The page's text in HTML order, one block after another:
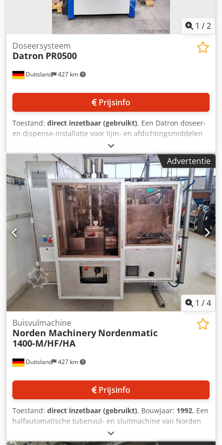
1 /2
Duitsland 427 km
Doseersysteem
Datron PR0500
Prijsinfo
Toestand: direct inzetbaar (gebruikt), Een Datron doseer-
en dispense-installatie voor lijm- en afdichtingsmiddelen
is beschikbaar. Uitvoering: portalopbouw, Y-aandrijving:
dubbelzijdig, verplaatsingsweg X/Y/Z:
520mm/650mm/240mm, portaaldoorlaat: 200mm, doseer-
en positioneersnelheid: 16m/min,
herhalingsnauwkeurigheid: +/-0,02mm.
Machineafmetingen X/Y/Z: ca. 1300mm/1300mm/1950mm,
gewicht: ca. 600kg. Documentatie aanwezig. Bezichtigen
ter plaatse is mogelijk. Dwodjyh Nwkspfx Adrja
Advertentie
1 /4
Duitsland 427 km
Buisvulmachine
Norden Machinery Nordenmatic
1400-M/HF/HA
Prijsinfo
Toestand: direct inzetbaar (gebruikt), Bouwjaar: 1992, Een
halfautomatische tubenvul- en sluitmachine van Norden
Machinery met storttrechter en vacuümkipper is
beschikbaar. Vulvolume bereik: 1 ml-300 ml,